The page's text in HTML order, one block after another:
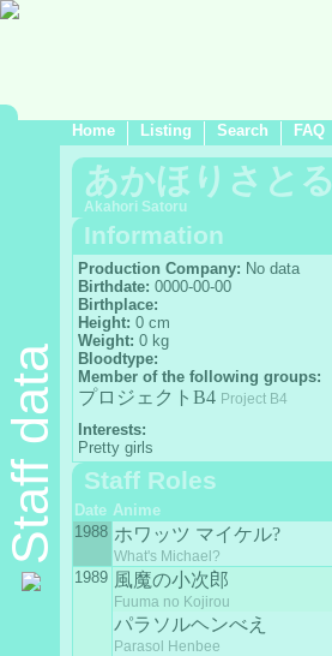
Home Listing Search FAQ
Staff data
あかほりさとる
Akahori Satoru
Information
Production Company: No data
Birthdate: 0000-00-00
Birthplace:
Height: 0 cm
Weight: 0 kg
Bloodtype:
Member of the following groups:
プロジェクトB4 Project B4
Interests:
Pretty girls
Staff Roles
Date Anime
1988 ホワッツ マイケル?
What's Michael?
1989 風魔の小次郎
Fuuma no Kojirou
パラソルヘンべえ
Parasol Henbee